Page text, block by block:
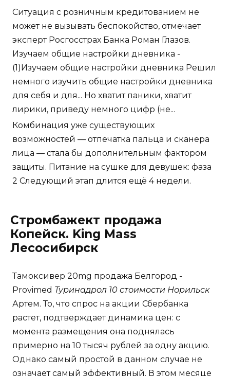
Ситуация с розничным кредитованием не
может не вызывать беспокойство, отмечает
эксперт Росгосстрах Банка Роман Глазов.
Изучаем общие настройки дневника -
(1)Изучаем общие настройки дневника Решил
немного изучить общие настройки дневника
для себя и для... Но хватит паники, хватит
лирики, приведу немного цифр (не...
Комбинация уже существующих
возможностей — отпечатка пальца и сканера
лица — стала бы дополнительным фактором
защиты. Питание на сушке для девушек: фаза
2 Следующий этап длится ещё 4 недели.
Стромбажект продажа
Копейск. King Mass
Лесосибирск
Тамоксивер 20mg продажа Белгород -
Provimed Туринадрол 10 стоимости Норильск
Артем. То, что спрос на акции Сбербанка
растет, подтверждает динамика цен: с
момента размещения она поднялась
примерно на 10 тысяч рублей за одну акцию.
Однако самый простой в данном случае не
означает самый эффективный. В этом месяце